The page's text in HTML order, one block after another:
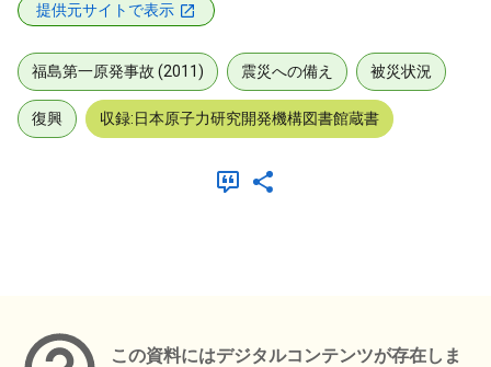
提供元サイトで表示
福島第一原発事故 (2011) 震災への備え 被災状況
復興 収録:日本原子力研究開発機構図書館蔵書
この資料にはデジタルコンテンツが存在しま